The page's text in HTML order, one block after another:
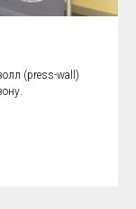
(press-wall)